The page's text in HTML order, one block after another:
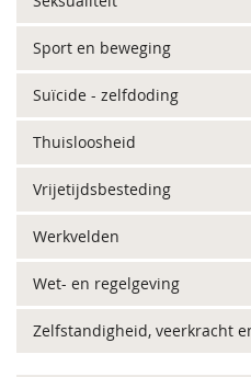
Sport en beweging
Suïcide - zelfdoding
Thuisloosheid
Vrijetijdsbesteding
Werkvelden
Wet- en regelgeving
Zelfstandigheid, veerkracht